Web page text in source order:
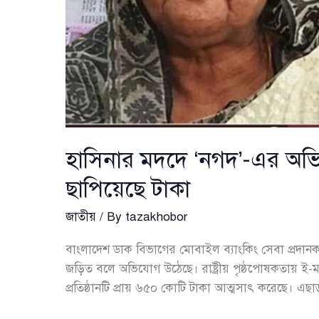
হাসিনার মদদে ‘নগদ’-এর
ছাপিয়েছে টাকা
জাতীয় / By tazakhobor
বাংলাদেশ ডাক বিভাগের মোবাইল ব্যাংকিং সেবা
জড়িত বলে অভিযোগ উঠেছে। রাষ্ট্রীয় পৃষ্ঠপোষকতায় ই-
প্রতিষ্ঠানটি প্রায় ৬৫০ কোটি টাকা আত্মসাৎ করেছে।